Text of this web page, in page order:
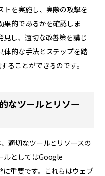
トを実施し、実際の攻撃を
果的であるかを確認しま
見し、適切な改善策を講じ
体的な手法とステップを踏
ることができるのです。
なツールとリソー
適切なツールとリソースの
ルとしてはGoogle
重要です。これらはウェブ